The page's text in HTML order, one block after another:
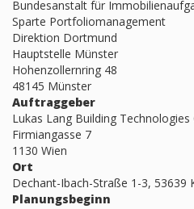
Bundesanstalt für
Sparte Portfoliomanagement
Direktion Dortmund
Hauptstelle Münster
Hohenzollernring 48
48145 Münster
Auftraggeber
Lukas Lang Building Technologies
Firmiangasse 7
1130 Wien
Ort
Dechant-Ibach-Straße 1-3, 53639
Planungsbeginn